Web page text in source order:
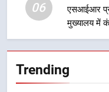
06
एसआईआर
मुख्यालय में
Trending